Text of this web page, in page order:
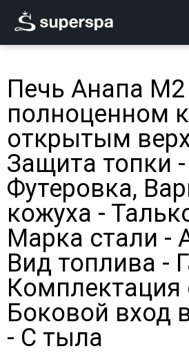
Печь Анапа М2
полноценном
открытым
Защита топки -
Футеровка,
кожуха -
Марка стали -
Вид топлива -
Комплектация
Боковой вход
- С тыла